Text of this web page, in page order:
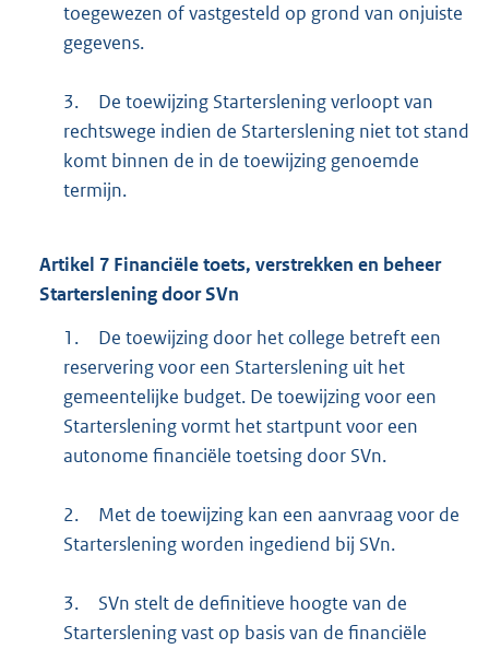
toegewezen of vastgesteld op grond van onjuiste
gegevens.
3.
De toewijzing Starterslening verloopt van
rechtswege indien de Starterslening niet tot stand
komt binnen de in de toewijzing genoemde
termijn.
Artikel 7 Financiële toets, verstrekken en beheer
Starterslening door SVn
1.
De toewijzing door het college betreft een
reservering voor een Starterslening uit het
gemeentelijke budget. De toewijzing voor een
Starterslening vormt het startpunt voor een
autonome financiële toetsing door SVn.
2.
Met de toewijzing kan een aanvraag voor de
Starterslening worden ingediend bij SVn.
3.
SVn stelt de definitieve hoogte van de
Starterslening vast op basis van de financiële